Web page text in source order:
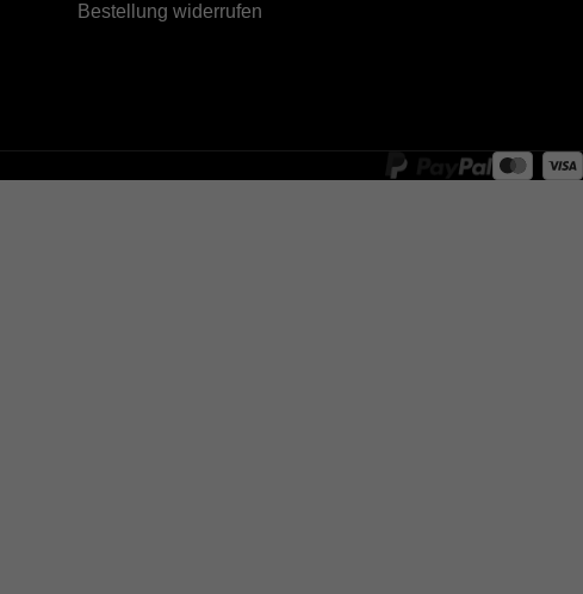
Bestellung widerrufen